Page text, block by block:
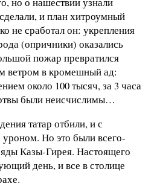
и план хитроумный
не сработал он: укрепления
(опричники) оказались
пожар превратился
ветром в кромешный ад:
около 100 тысяч, за 3 часа
были неисчислимы…
татар отбили, и с
Но это были всего-
Казы-Гирея. Настоящего
день, и все в столице